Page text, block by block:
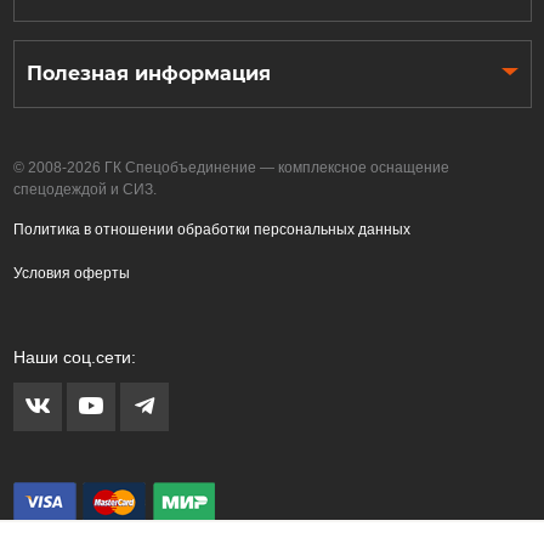
Полезная информация
© 2008-2026 ГК Спецобъединение — комплексное оснащение
спецодеждой и СИЗ.
Политика в отношении обработки персональных данных
Условия оферты
Наши соц.сети: